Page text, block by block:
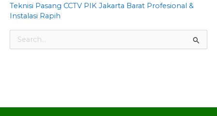
Teknisi Pasang CCTV PIK Jakarta Barat Profesional &
Instalasi Rapih
e
o